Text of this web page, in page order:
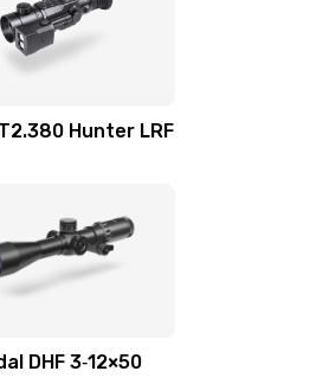
Hunter LRF
DHF 3‑12×50